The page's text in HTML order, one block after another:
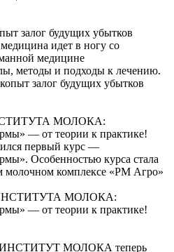
залог будущих убытков
идет в ногу со
медицине
методы и подходы к лечению.
МОЛОКА:
— от теории к практике!
первый курс —
Особенностью курса стала
молочном комплексе «РМ Агро»
ИНСТИТУТ МОЛОКА теперь